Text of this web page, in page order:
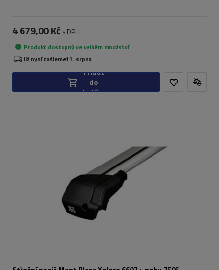
4 679,00 Kč s DPH
Produkt dostupný ve velkém množství
Již nyní zašleme11. srpna
Přidat
do
košíku